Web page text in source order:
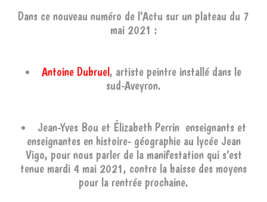
Dans ce nouveau numéro de l’Actu sur un plateau du 7
mai 2021 :
Antoine Dubruel, artiste peintre installé dans le
sud-Aveyron.
Jean-Yves Bou et Élizabeth Perrin enseignants et
enseignantes en histoire- géographie au lycée Jean
Vigo, pour nous parler de la manifestation qui s’est
tenue mardi 4 mai 2021, contre la baisse des moyens
pour la rentrée prochaine.